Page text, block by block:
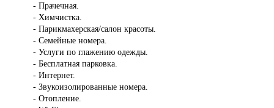
- Прачечная.
- Химчистка.
- Парикмахерская/салон красоты.
- Семейные номера.
- Услуги по глажению одежды.
- Бесплатная парковка.
- Интернет.
- Звукоизолированные номера.
- Отопление.